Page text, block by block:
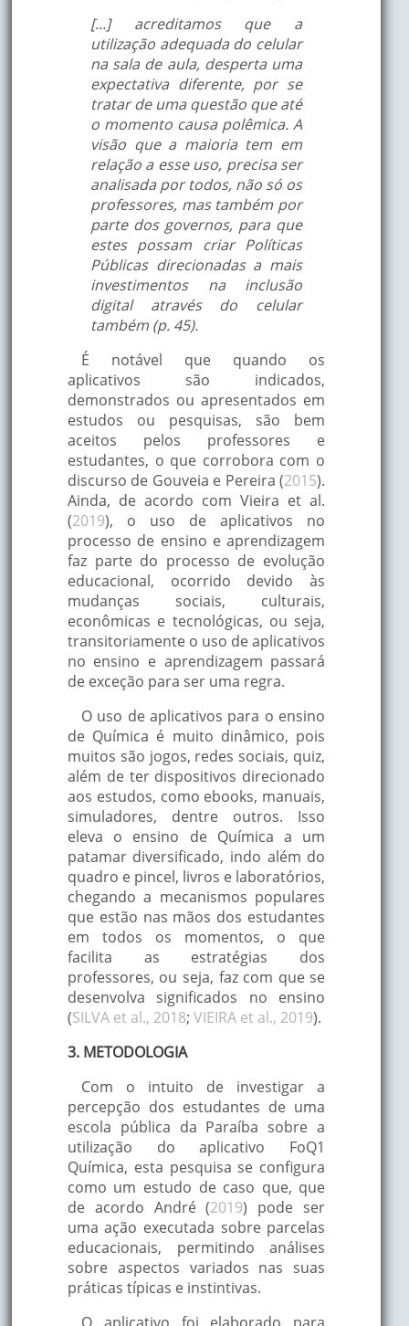
[...] acreditamos que a
utilização adequada do celular
na sala de aula, desperta uma
expectativa diferente, por se
tratar de uma questão que até
o momento causa polêmica. A
visão que a maioria tem em
relação a esse uso, precisa ser
analisada por todos, não só os
professores, mas também por
parte dos governos, para que
estes possam criar Políticas
Públicas direcionadas a mais
investimentos na inclusão
digital através do celular
também (p. 45).
É notável que quando os
aplicativos são indicados,
demonstrados ou apresentados em
estudos ou pesquisas, são bem
aceitos pelos professores e
estudantes, o que corrobora com o
discurso de Gouveia e Pereira (2015).
Ainda, de acordo com Vieira et al.
(2019), o uso de aplicativos no
processo de ensino e aprendizagem
faz parte do processo de evolução
educacional, ocorrido devido às
mudanças sociais, culturais,
econômicas e tecnológicas, ou seja,
transitoriamente o uso de aplicativos
no ensino e aprendizagem passará
de exceção para ser uma regra.
O uso de aplicativos para o ensino
de Química é muito dinâmico, pois
muitos são jogos, redes sociais, quiz,
além de ter dispositivos direcionado
aos estudos, como ebooks, manuais,
simuladores, dentre outros. Isso
eleva o ensino de Química a um
patamar diversificado, indo além do
quadro e pincel, livros e laboratórios,
chegando a mecanismos populares
que estão nas mãos dos estudantes
em todos os momentos, o que
facilita as estratégias dos
professores, ou seja, faz com que se
desenvolva significados no ensino
(SILVA et al., 2018; VIEIRA et al., 2019).
3. METODOLOGIA
Com o intuito de investigar a
percepção dos estudantes de uma
escola pública da Paraíba sobre a
utilização do aplicativo FoQ1
Química, esta pesquisa se configura
como um estudo de caso que, que
de acordo André (2019) pode ser
uma ação executada sobre parcelas
educacionais, permitindo análises
sobre aspectos variados nas suas
práticas típicas e instintivas.